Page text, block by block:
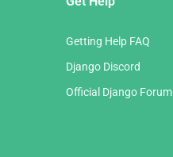
Getting Help FAQ
Django Discord
Official Django Forum